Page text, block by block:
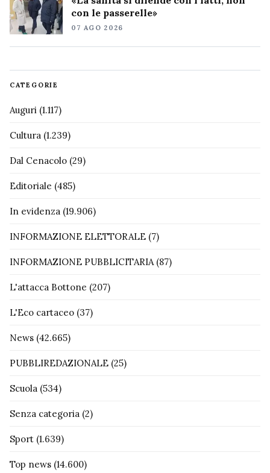
con le passerelle»
07 AGO 2026
CATEGORIE
Auguri (1.117)
Cultura (1.239)
Dal Cenacolo (29)
Editoriale (485)
In evidenza (19.906)
INFORMAZIONE ELETTORALE (7)
INFORMAZIONE PUBBLICITARIA(87)
L'attacca Bottone (207)
L'Eco cartaceo (37)
News (42.665)
PUBBLIREDAZIONALE (25)
Scuola (534)
Senza categoria (2)
Sport (1.639)
Top news (14.600)